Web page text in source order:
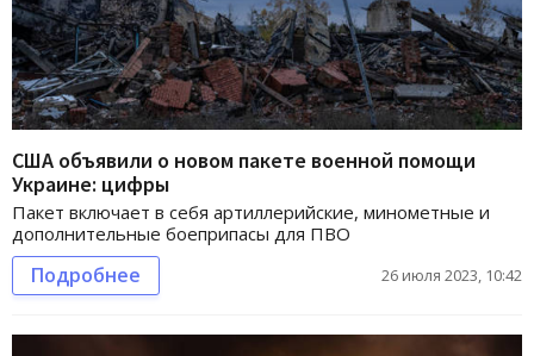
США объявили о новом пакете военной помощи
Украине: цифры
Пакет включает в себя артиллерийские, минометные и
дополнительные боеприпасы для ПВО
Подробнее 26 июля 2023, 10:42